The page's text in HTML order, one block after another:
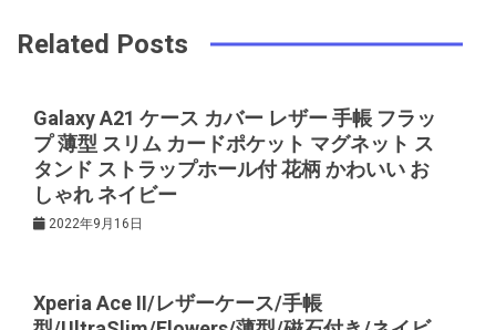
ー
シ
ョ
ン
Related Posts
Galaxy A21 ケース カバー レザー 手帳 フラッ
プ 薄型 スリム カードポケット マグネット ス
タンド ストラップホール付 花柄 かわいい お
しゃれ ネイビー
2022年9月16日
Xperia Ace II/レザーケース/手帳